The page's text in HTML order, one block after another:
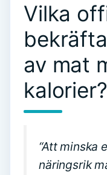
Vilka
av mat
kalorier?
“Att minska
näringsrik